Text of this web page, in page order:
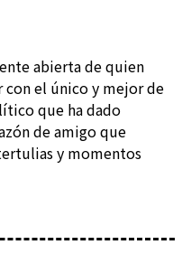
abierta de quien
el único y mejor de
que ha dado
de amigo que
y momentos